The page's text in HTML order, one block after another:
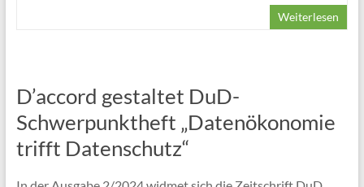
Weiterlesen
D’accord gestaltet DuD-
Schwerpunktheft „Datenökonomie
trifft Datenschutz“